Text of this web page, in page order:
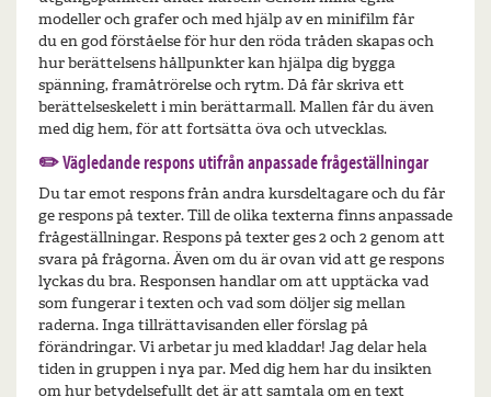
modeller och grafer och med hjälp av en minifilm får
du en god förståelse för hur den röda tråden skapas och
hur berättelsens hållpunkter kan hjälpa dig bygga
spänning, framåtrörelse och rytm. Då får skriva ett
berättelseskelett i min berättarmall. Mallen får du även
med dig hem, för att fortsätta öva och utvecklas.
✏️ Vägledande respons utifrån anpassade frågeställningar
Du tar emot respons från andra kursdeltagare och du får
ge respons på texter. Till de olika texterna finns anpassade
frågeställningar. Respons på texter ges 2 och 2 genom att
svara på frågorna. Även om du är ovan vid att ge respons
lyckas du bra. Responsen handlar om att upptäcka vad
som fungerar i texten och vad som döljer sig mellan
raderna. Inga tillrättavisanden eller förslag på
förändringar. Vi arbetar ju med kladdar! Jag delar hela
tiden in gruppen i nya par. Med dig hem har du insikten
om hur betydelsefullt det är att samtala om en text